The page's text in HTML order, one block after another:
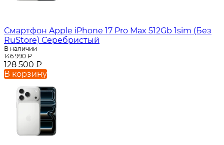
Смартфон Apple iPhone 17 Pro Max 512Gb 1sim (Без
RuStore) Серебристый
В наличии
146 990 ₽
128 500 ₽
В корзину